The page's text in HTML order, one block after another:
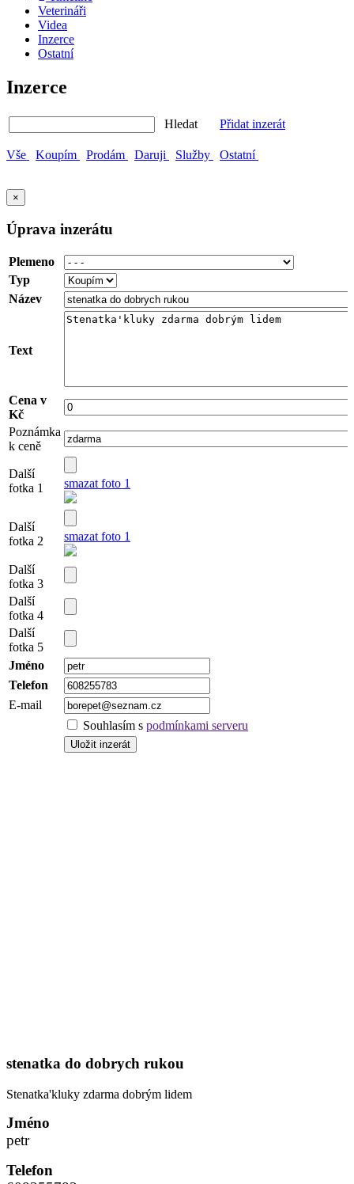
Veterináři
Videa
Inzerce
Ostatní
Inzerce
Hledat Přidat inzerát
Vše Koupím Prodám Daruji Služby Ostatní
×
Úprava inzerátu
Plemeno
Typ
Název
Text
Cena v
Kč
Poznámka
k ceně
Další
fotka 1
smazat foto 1
Další
fotka 2
smazat foto 1
Další
fotka 3
Další
fotka 4
Další
fotka 5
Jméno
Telefon
E-mail
Souhlasím s podmínkami serveru
stenatka do dobrych rukou
Stenatka'kluky zdarma dobrým lidem
Jméno
petr
Telefon